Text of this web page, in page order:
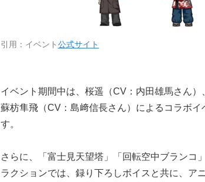
引用：イベント公式サイト
イベント期間中は、桜遥（CV：内田雄馬さん）
蘇枋隼飛（CV：島﨑信長さん）によるコラボ
す。
さらに、「富士見天望塔」「回転空中ブランコ
ラクションでは、録り下ろしボイスと共に、ア